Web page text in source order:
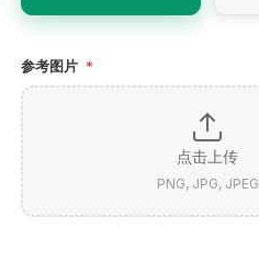
参考图片 *
点击上传
PNG, JPG, JPEG